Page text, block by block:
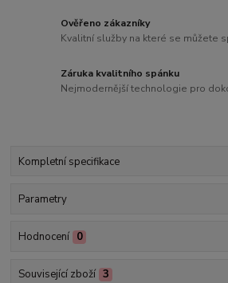
Ověřeno zákazníky
Kvalitní služby na které se můžete
Záruka kvalitního spánku
Nejmodernější technologie pro
Kompletní specifikace
Parametry
Hodnocení 0
Související zboží 3